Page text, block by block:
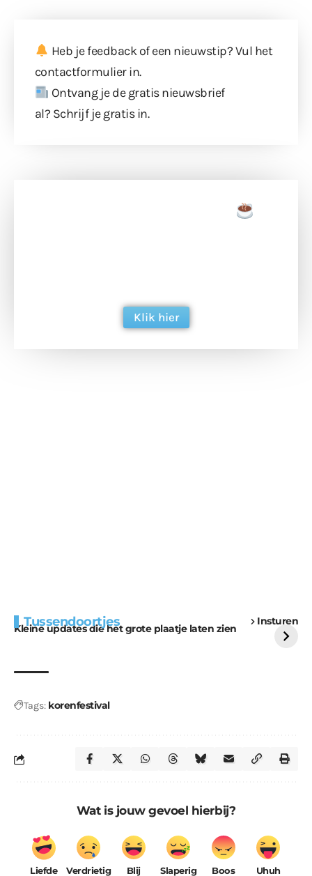
Heb je feedback of een nieuwstip? Vul het
contactformulierin.
Ontvang je de gratis nieuwsbrief
al? Schrijf je gratis in.
Klik hier
Tussendoortjes Insturen
Kleine updates die het grote plaatje laten zien
voor kabouters
uitdaging
Tags: korenfestival
Wat is jouw gevoel hierbij?
Liefde Verdrietig Blij Slaperig Boos Uhuh